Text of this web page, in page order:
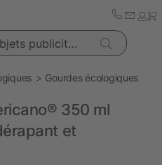
Gourdes écologiques
350 ml
et